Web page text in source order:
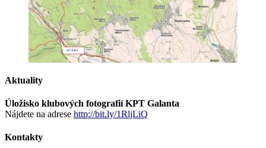
Aktuality
Úložisko klubových fotografií KPT Galanta
Nájdete na adrese http://bit.ly/1RljLiQ
Kontakty